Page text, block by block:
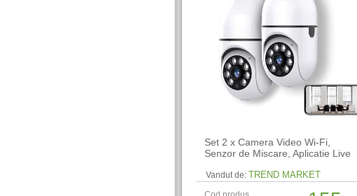
Set 2 x Camera Video Wi-Fi,
Senzor de Miscare, Aplicatie Live
Vandut de: TREND MARKET